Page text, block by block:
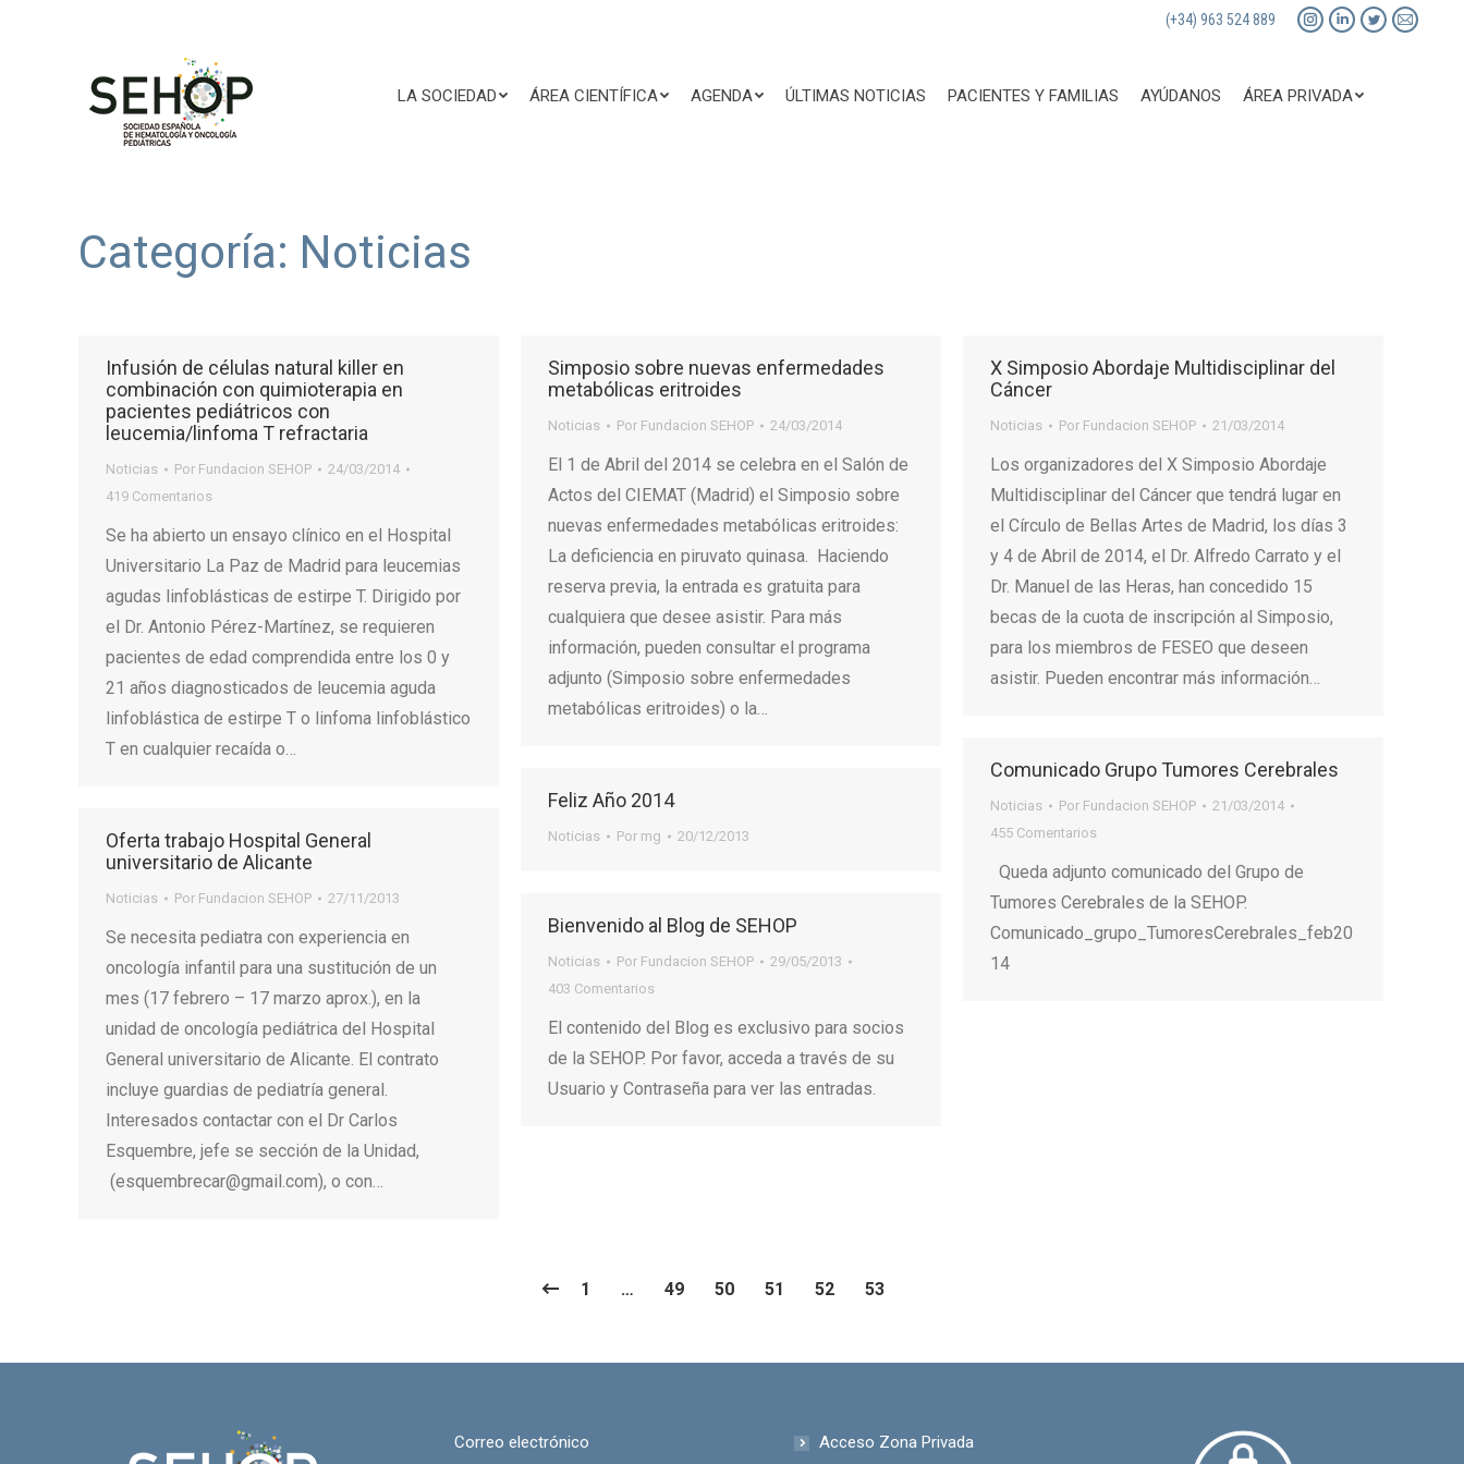
(+34) 963 524 889
Instagram
Linkedin
Twitter
Mail
LA SOCIEDAD ÁREA CIENTÍFICA AGENDA ÚLTIMAS NOTICIAS PACIENTES Y FAMILIAS AYÚDANOS ÁREA PRIVADA
Categoría: Noticias
Infusión de células natural killer en
combinación con quimioterapia en
pacientes pediátricos con
leucemia/linfoma T refractaria
Noticias Por Fundacion SEHOP
24/03/2014
419 Comentarios
Se ha abierto un ensayo clínico en el Hospital
Universitario La Paz de Madrid para leucemias
agudas linfoblásticas de estirpe T. Dirigido por
el Dr. Antonio Pérez-Martínez, se requieren
pacientes de edad comprendida entre los 0 y
21 años diagnosticados de leucemia aguda
linfoblástica de estirpe T o linfoma linfoblástico
T en cualquier recaída o…
Simposio sobre nuevas enfermedades
metabólicas eritroides
Noticias Por Fundacion SEHOP 24/03/2014
El 1 de Abril del 2014 se celebra en el Salón de
Actos del CIEMAT (Madrid) el Simposio sobre
nuevas enfermedades metabólicas eritroides:
La deficiencia en piruvato quinasa. Haciendo
reserva previa, la entrada es gratuita para
cualquiera que desee asistir. Para más
información, pueden consultar el programa
adjunto (Simposio sobre enfermedades
metabólicas eritroides) o la…
X Simposio Abordaje Multidisciplinar del
Cáncer
Noticias Por Fundacion SEHOP 21/03/2014
Los organizadores del X Simposio Abordaje
Multidisciplinar del Cáncer que tendrá lugar en
el Círculo de Bellas Artes de Madrid, los días 3
y 4 de Abril de 2014, el Dr. Alfredo Carrato y el
Dr. Manuel de las Heras, han concedido 15
becas de la cuota de inscripción al Simposio,
para los miembros de FESEO que deseen
asistir. Pueden encontrar más información…
Comunicado Grupo Tumores Cerebrales
Noticias Por Fundacion SEHOP
21/03/2014
455 Comentarios
Queda adjunto comunicado del Grupo de
Tumores Cerebrales de la SEHOP.
Comunicado_grupo_TumoresCerebrales_feb20
14
Feliz Año 2014
Noticias Por mg 20/12/2013
Oferta trabajo Hospital General
universitario de Alicante
Noticias Por Fundacion SEHOP 27/11/2013
Se necesita pediatra con experiencia en
oncología infantil para una sustitución de un
mes (17 febrero – 17 marzo aprox.), en la
unidad de oncología pediátrica del Hospital
General universitario de Alicante. El contrato
incluye guardias de pediatría general.
Interesados contactar con el Dr Carlos
Esquembre, jefe se sección de la Unidad,
(esquembrecar@gmail.com), o con…
Bienvenido al Blog de SEHOP
Noticias Por Fundacion SEHOP
29/05/2013
403 Comentarios
El contenido del Blog es exclusivo para socios
de la SEHOP. Por favor, acceda a través de su
Usuario y Contraseña para ver las entradas.
1 … 49 50 51 52 53
Correo electrónico Acceso Zona Privada